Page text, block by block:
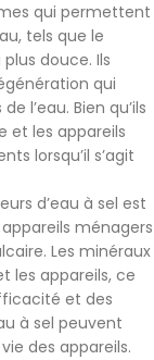
qui permettent
tels que le
douce. Ils
qui
l’eau. Bien qu’ils
et les appareils
lorsqu’il s’agit
d’eau à sel est
ménagers
Les minéraux
les appareils, ce
et des
à sel peuvent
des appareils.